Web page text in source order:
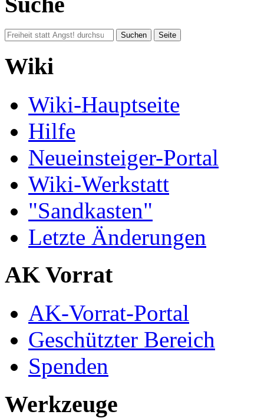
Wiki
Wiki-Hauptseite
Hilfe
Neueinsteiger-Portal
Wiki-Werkstatt
"Sandkasten"
Letzte Änderungen
AK Vorrat
AK-Vorrat-Portal
Geschützter Bereich
Spenden
Werkzeuge